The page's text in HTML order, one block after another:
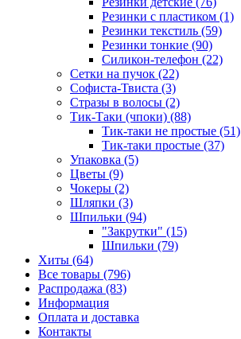
Резинки с пластиком (1)
Резинки текстиль (59)
Резинки тонкие (90)
Силикон-телефон (22)
Сетки на пучок (22)
Софиста-Твиста (3)
Стразы в волосы (2)
Тик-Таки (чпоки) (88)
Тик-таки не простые (51)
Тик-таки простые (37)
Упаковка (5)
Цветы (9)
Чокеры (2)
Шляпки (3)
Шпильки (94)
"Закрутки" (15)
Шпильки (79)
Хиты (64)
Все товары (796)
Распродажа (83)
Информация
Оплата и доставка
Контакты